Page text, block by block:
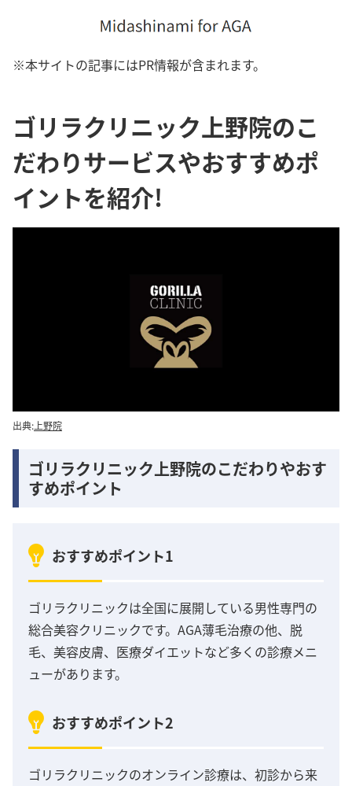
※本サイトの記事にはPR情報が含まれます。
ゴリラクリニック上野院のこ
だわりサービスやおすすめポ
イントを紹介!
出典: 上野院
ゴリラクリニック上野院のこだわりやおす
すめポイント
おすすめポイント1
ゴリラクリニックは全国に展開している男性専門の
総合美容クリニックです。AGA薄毛治療の他、脱
毛、美容皮膚、医療ダイエットなど多くの診療メニ
ューがあります。
おすすめポイント2
ゴリラクリニックのオンライン診療は、初診から来